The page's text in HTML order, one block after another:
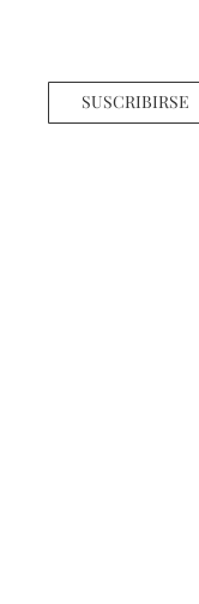
SUSCRIBIRSE